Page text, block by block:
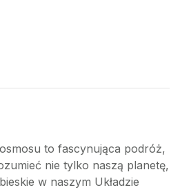
to fascynująca podróż,
nie tylko naszą planetę,
w naszym Układzie